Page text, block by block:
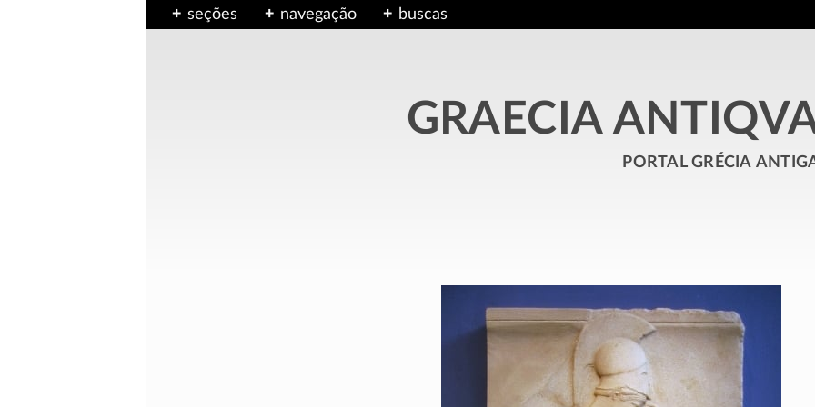
seções navegação buscas
GRAECIA
portal grécia